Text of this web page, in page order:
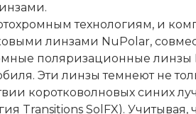
технологиям, и
линзами NuPolar,
поляризационные линзы
Эти линзы темнеют не
коротковолновых синих
Transitions SolFX). Учитывая,